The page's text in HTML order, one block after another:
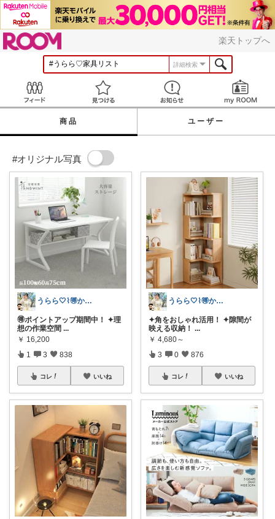
楽天トップへ
詳細検索
見つける お知らせ
商品 ユーザー
#オリジナル写真
うらら🤍⌇🉐かわいい暮らし
🉐ポイントアップ期間中！ ✦理
想の作業空間 ...
￥ 16,200
1 3 838
コレ いいね
うらら🤍⌇🉐かわいい暮らし
✦角をおしゃれ活用！ ✦隙間が
映える収納！ ...
￥ 4,680～
3 0 876
コレ いいね